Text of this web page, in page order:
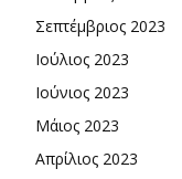
Σεπτέμβριος 2023
Ιούλιος 2023
Ιούνιος 2023
Μάιος 2023
Απρίλιος 2023